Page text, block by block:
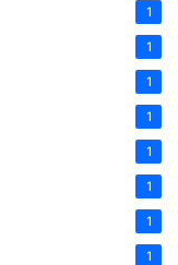
1
1
1
1
1
1
1
1